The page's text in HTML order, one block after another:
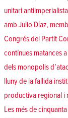
unitari
amb Julio Díaz,
Congrés del Partit
contínues matances
dels monopolis
lluny de la fallida
productiva regional i
Les més de